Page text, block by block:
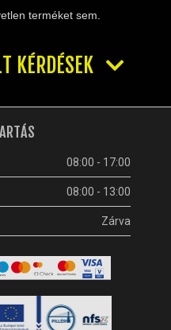
terméket sem.
KÉRDÉSEK
08:00 - 17:00
08:00 - 13:00
Zárva